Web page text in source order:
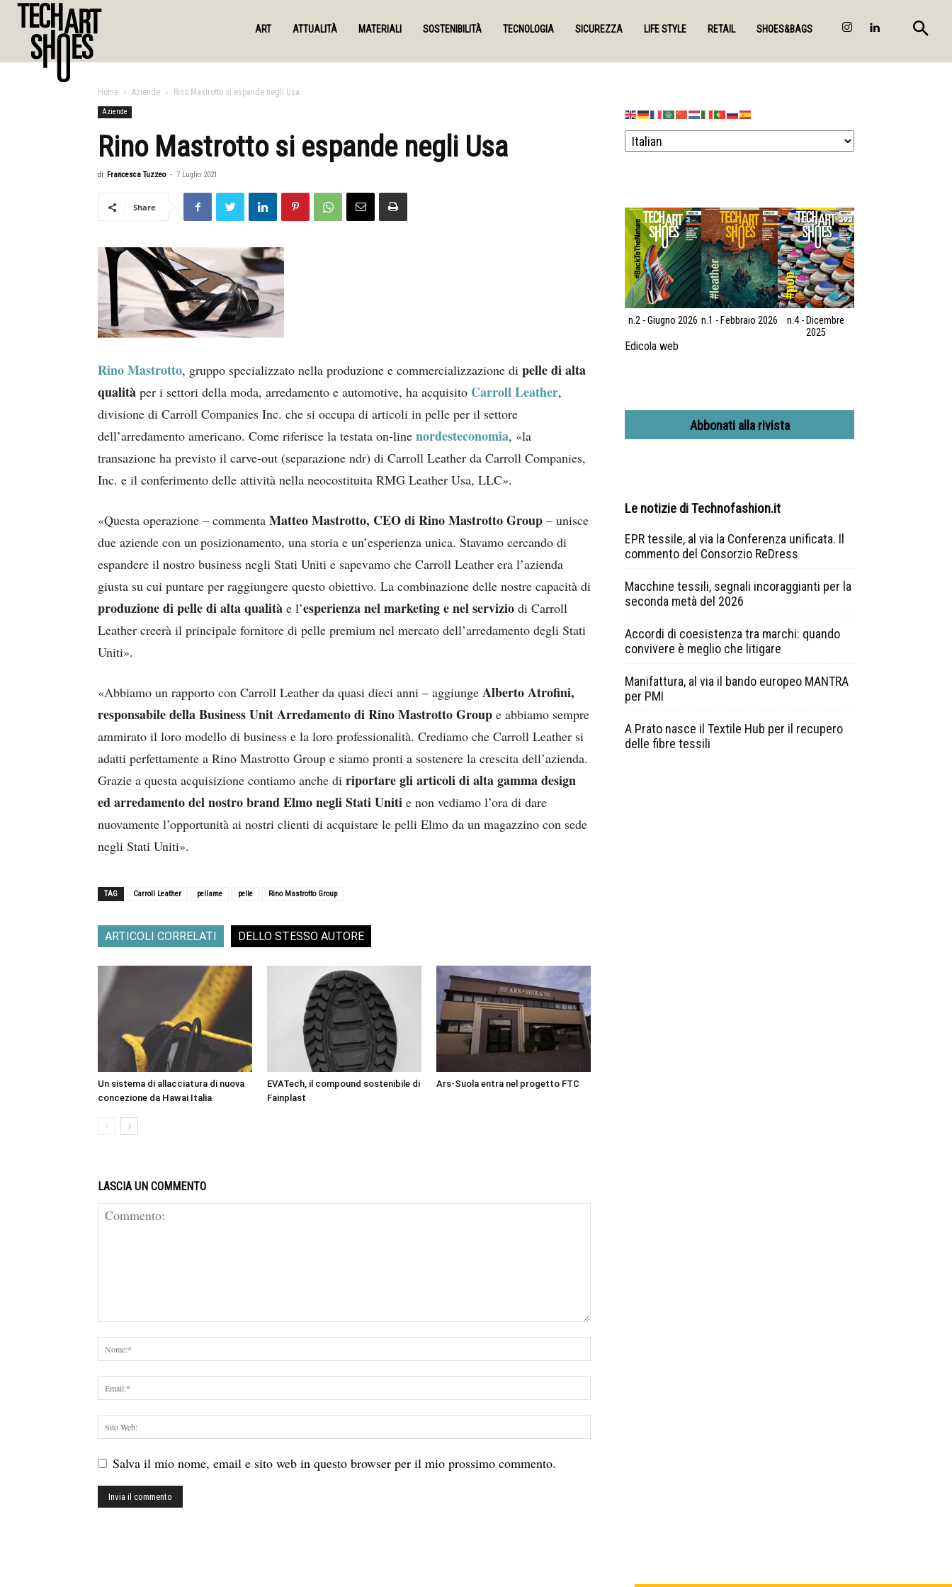
ART ATTUALITÀ MATERIALI SOSTENIBILITÀ TECNOLOGIA SICUREZZA LIFE STYLE RETAIL SHOES&BAGS
Home Aziende Rino Mastrotto si espande negli Usa
Aziende
Rino Mastrotto si espande negli Usa
di Francesca Tuzzeo - 7 Luglio 2021
Share
Rino Mastrotto, gruppo specializzato nella produzione e commercializzazione di pelle di alta
qualità per i settori della moda, arredamento e automotive, ha acquisito Carroll Leather,
divisione di Carroll Companies Inc. che si occupa di articoli in pelle per il settore
dell’arredamento americano. Come riferisce la testata on-line nordesteconomia, «la
transazione ha previsto il carve-out (separazione ndr) di Carroll Leather da Carroll Companies,
Inc. e il conferimento delle attività nella neocostituita RMG Leather Usa, LLC».
«Questa operazione – commenta Matteo Mastrotto, CEO di Rino Mastrotto Group – unisce
due aziende con un posizionamento, una storia e un’esperienza unica. Stavamo cercando di
espandere il nostro business negli Stati Uniti e sapevamo che Carroll Leather era l’azienda
giusta su cui puntare per raggiungere questo obiettivo. La combinazione delle nostre capacità di
produzione di pelle di alta qualità e l’esperienza nel marketing e nel servizio di Carroll
Leather creerà il principale fornitore di pelle premium nel mercato dell’arredamento degli Stati
Uniti».
«Abbiamo un rapporto con Carroll Leather da quasi dieci anni – aggiunge Alberto Atrofini,
responsabile della Business Unit Arredamento di Rino Mastrotto Group e abbiamo sempre
ammirato il loro modello di business e la loro professionalità. Crediamo che Carroll Leather si
adatti perfettamente a Rino Mastrotto Group e siamo pronti a sostenere la crescita dell’azienda.
Grazie a questa acquisizione contiamo anche di riportare gli articoli di alta gamma design
ed arredamento del nostro brand Elmo negli Stati Uniti e non vediamo l’ora di dare
nuovamente l’opportunità ai nostri clienti di acquistare le pelli Elmo da un magazzino con sede
negli Stati Uniti».
TAG Carroll Leather pellame pelle Rino Mastrotto Group
ARTICOLI CORRELATI DELLO STESSO AUTORE
Un sistema di allacciatura di nuova
concezione da Hawai Italia
EVATech, il compound sostenibile di
Fainplast
Ars-Suola entra nel progetto FTC
LASCIA UN COMMENTO
Salva il mio nome, email e sito web in questo browser per il mio prossimo commento.
n.2 - Giugno 2026 n.1 - Febbraio 2026
n.4 - Dicembre
2025
Edicola web
Abbonati alla rivista
Le notizie di Technofashion.it
EPR tessile, al via la Conferenza unificata. Il
commento del Consorzio ReDress
Macchine tessili, segnali incoraggianti per la
seconda metà del 2026
Accordi di coesistenza tra marchi: quando
convivere è meglio che litigare
Manifattura, al via il bando europeo MANTRA
per PMI
A Prato nasce il Textile Hub per il recupero
delle fibre tessili